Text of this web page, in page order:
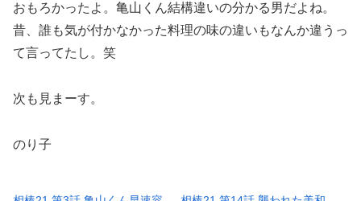
おもろかったよ。亀山くん結構違いの分かる男だよね。
昔、誰も気が付かなかった料理の味の違いもなんか違うっ
て言ってたし。笑
次も見まーす。
のり子